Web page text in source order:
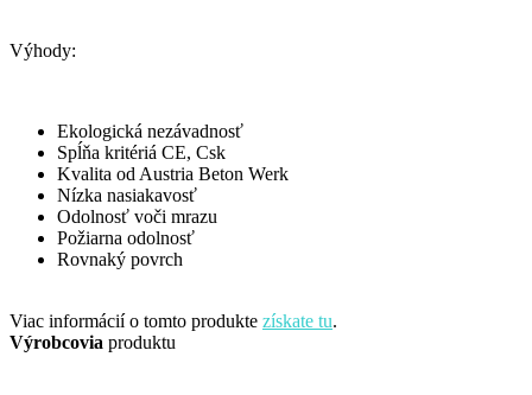
Výhody:
Ekologická nezávadnosť
Spĺňa kritériá CE, Csk
Kvalita od Austria Beton Werk
Nízka nasiakavosť
Odolnosť voči mrazu
Požiarna odolnosť
Rovnaký povrch
Viac informácií o tomto produkte získate tu.
Výrobcovia produktu